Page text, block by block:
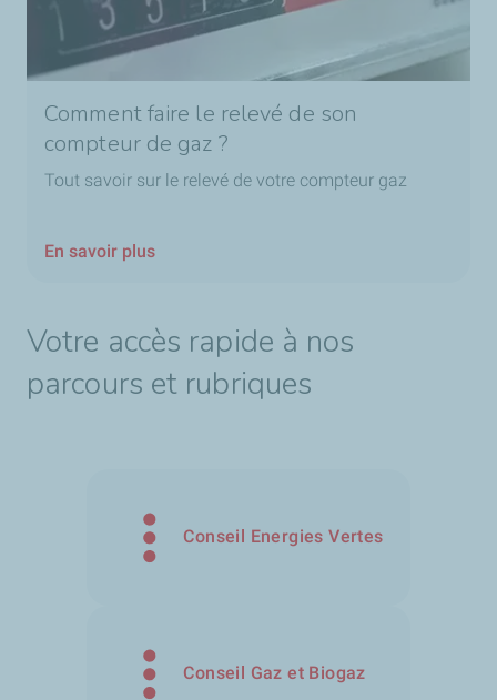
Comment faire le relevé de son
compteur de gaz ?
Tout savoir sur le relevé de votre compteur gaz
En savoir plus
Votre accès rapide à nos
parcours et rubriques
Conseil Energies Vertes
Conseil Gaz et Biogaz